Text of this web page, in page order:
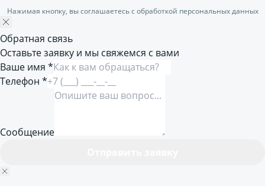
Нажимая кнопку, вы соглашаетесь с обработкой персональных данных
Обратная связь
Оставьте заявку и мы свяжемся с вами
Ваше имя *
Телефон *
Сообщение